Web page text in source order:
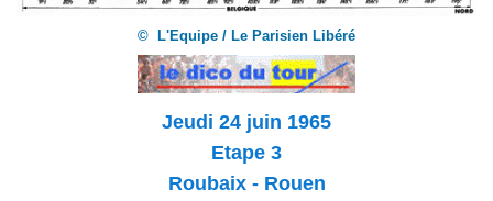
© L'Equipe / Le Parisien Libéré
Jeudi 24 juin 1965
Etape 3
Roubaix - Rouen